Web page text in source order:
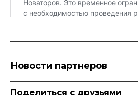
Новости партнеров
Поделиться с друзьями